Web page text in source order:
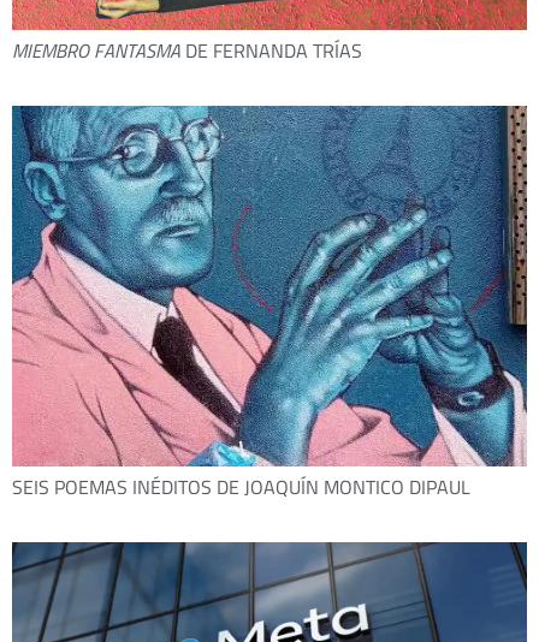
MIEMBRO FANTASMA DE FERNANDA TRÍAS
SEIS POEMAS INÉDITOS DE JOAQUÍN MONTICO DIPAUL